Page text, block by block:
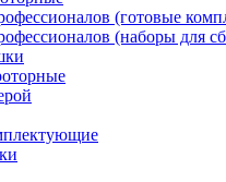
(готовые
(наборы для